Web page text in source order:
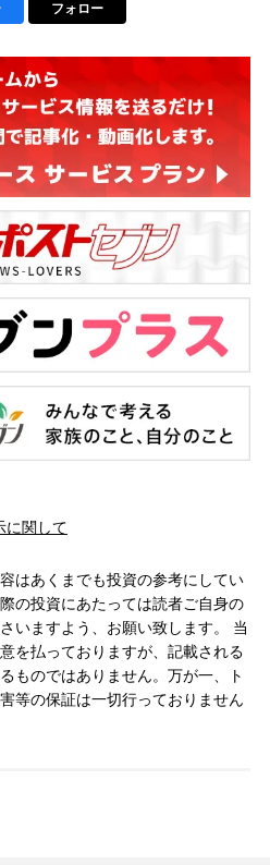
フォロー
に関して
はあくまでも投資の参考にしてい
の投資にあたっては読者ご自身の
いますよう、お願い致します。 当
を払っておりますが、記載される
ものではありません。万が一、ト
等の保証は一切行っておりません